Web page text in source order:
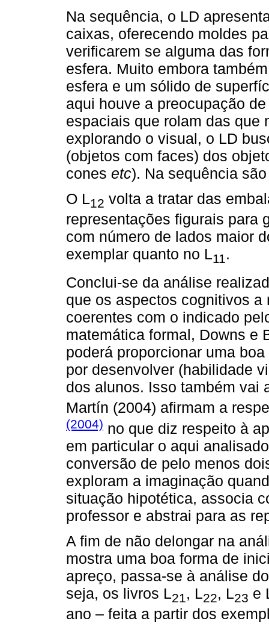
Na sequência, o LD
caixas, oferecendo moldes
verificarem se alguma das
esfera. Muito embora
esfera e um sólido de
aqui houve a preocupação
espaciais que rolam das que
explorando o visual, o LD
(objetos com faces) dos
cones etc). Na sequência
O L12 volta a tratar das
representações figurais para
com número de lados maior
exemplar quanto no L11.
Conclui-se da análise
que os aspectos cognitivos
coerentes com o indicado
matemática formal, Downs e
poderá proporcionar uma
por desenvolver (habilidade
dos alunos. Isso também vai
Martín (2004) afirmam a
(2004) no que diz respeito à
em particular o aqui
conversão de pelo menos
exploram a imaginação
situação hipotética, associa
professor e abstrai para as
A fim de não delongar na
mostra uma boa forma de
apreço, passa-se à análise
seja, os livros L21, L22, L23 e
ano – feita a partir dos